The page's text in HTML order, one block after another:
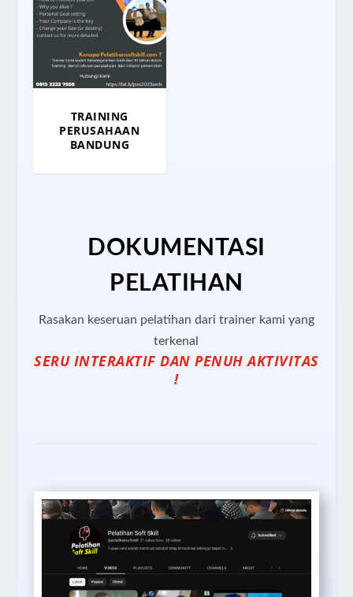
TRAINING
PERUSAHAAN
BANDUNG
DOKUMENTASI
PELATIHAN
Rasakan keseruan pelatihan dari trainer kami yang
terkenal
SERU INTERAKTIF DAN PENUH AKTIVITAS
!